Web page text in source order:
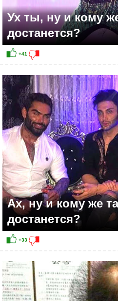
+29
Ух ты, ну и кому
достанется?
Ах, ну и кому же
достанется?